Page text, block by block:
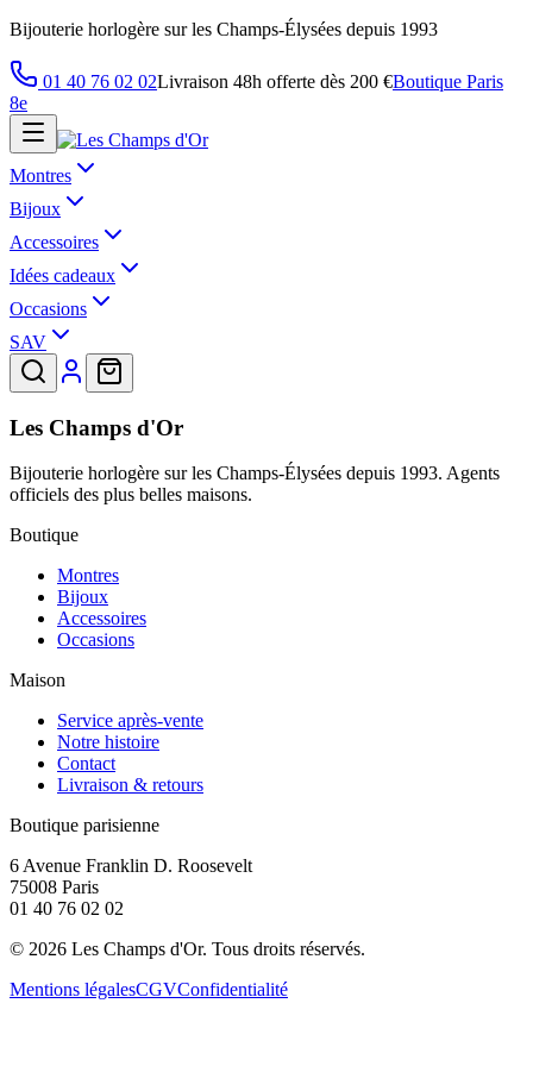
Bijouterie horlogère sur les Champs-Élysées depuis 1993
01 40 76 02 02Livraison 48h offerte dès 200 €Boutique Paris
8e
Montres
Bijoux
Accessoires
Idées cadeaux
Occasions
SAV
Les Champs d'Or
Bijouterie horlogère sur les Champs-Élysées depuis 1993. Agents
officiels des plus belles maisons.
Boutique
Montres
Bijoux
Accessoires
Occasions
Maison
Service après-vente
Notre histoire
Contact
Livraison & retours
Boutique parisienne
6 Avenue Franklin D. Roosevelt
75008 Paris
01 40 76 02 02
© 2026 Les Champs d'Or. Tous droits réservés.
Mentions légalesCGVConfidentialité